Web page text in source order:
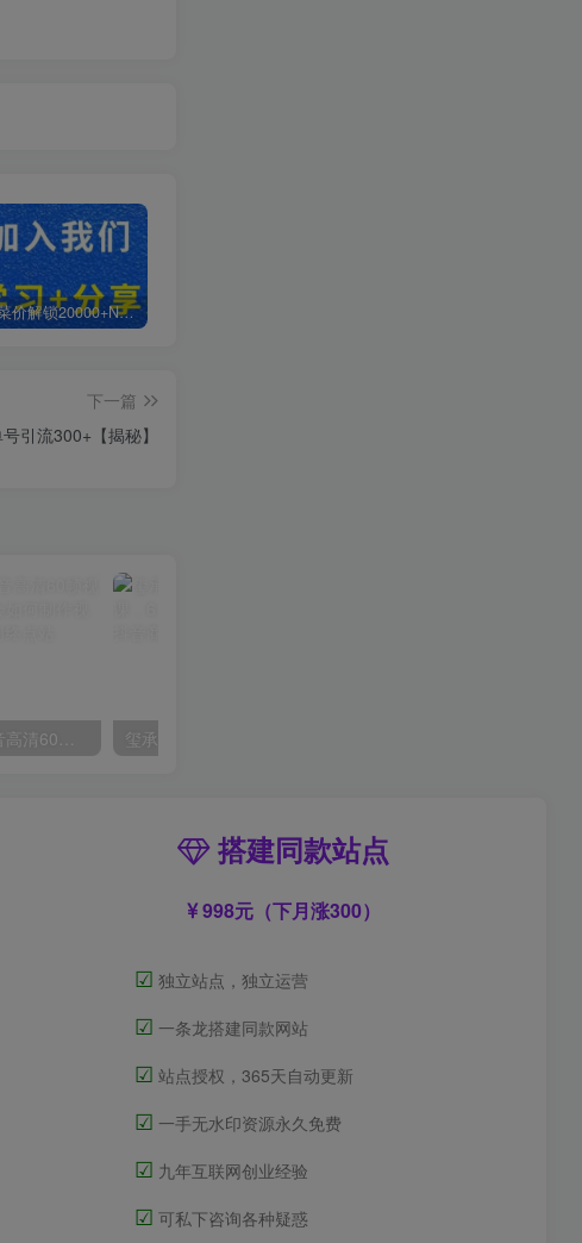
白菜价解锁20000+N个赚钱机会，加入轻创终点站会员，全站资源免费学习。
下一篇
引流300+【揭秘】
外面收费2300的抖音高清60帧视频教程，保证你能学会如何制作视频（教程+插件）
搭建同款站点
998元（下月涨300）
☑ 独立站点，独立运营
☑ 一条龙搭建同款网站
☑ 站点授权，365天自动更新
☑ 一手无水印资源永久免费
☑ 九年互联网创业经验
☑ 可私下咨询各种疑惑